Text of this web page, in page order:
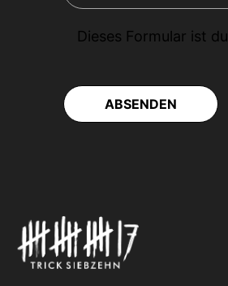
Dieses Formular ist
ABSENDEN